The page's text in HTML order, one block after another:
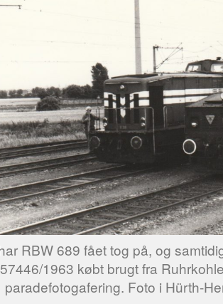
RBW 689 fået tog på, og
57446/1963 købt brugt fra
paradefotogafering. Foto i Hürth-